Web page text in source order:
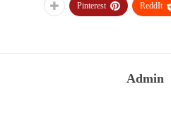
ReddIt
Pinterest
Admin